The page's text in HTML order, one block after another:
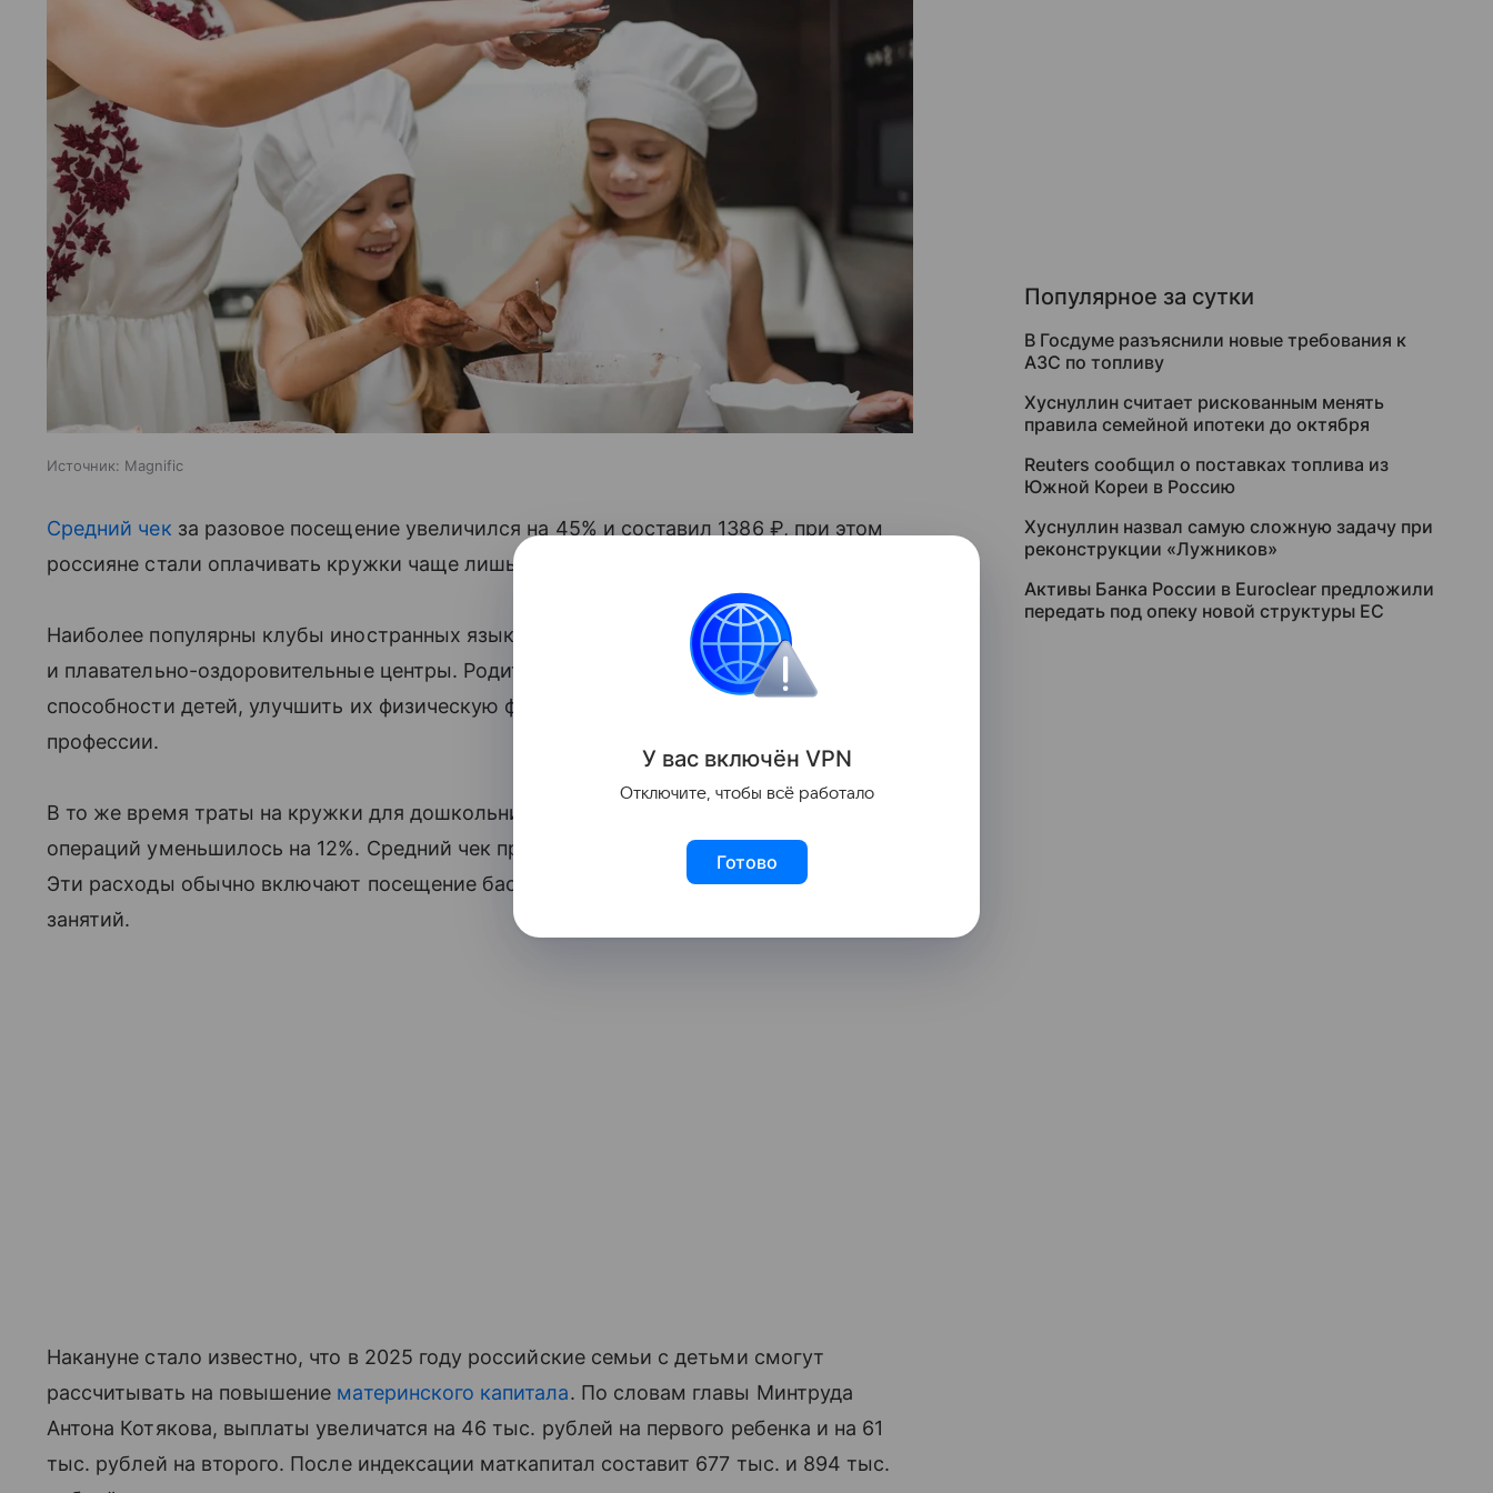
Источник: Magnific
Средний чек за разовое посещение увеличился на 45% и составил 1386 ₽, при этом
россияне стали оплачивать кружки чаще лишь на 5%.
Наиболее популярны клубы иностранных языков, танцевальные секции, ледовые
и плавательно-оздоровительные центры. Родители стремятся развить творческие
способности детей, улучшить их физическую форму и заложить основу для будущей
профессии.
В то же время траты на кружки для дошкольников сократились на 17%, а число
операций уменьшилось на 12%. Средний чек при этом вырос на 7%, достигнув 2143 ₽
Эти расходы обычно включают посещение бассейна, логопеда или развивающих
занятий.
Накануне стало известно, что в 2025 году российские семьи с детьми смогут
рассчитывать на повышение материнского капитала. По словам главы Минтруда
Антона Котякова, выплаты увеличатся на 46 тыс. рублей на первого ребенка и на 61
тыс. рублей на второго. После индексации маткапитал составит 677 тыс. и 894 тыс.
Популярное за сутки
В Госдуме разъяснили новые требования к
АЗС по топливу
Хуснуллин считает рискованным менять
правила семейной ипотеки до октября
Reuters сообщил о поставках топлива из
Южной Кореи в Россию
Хуснуллин назвал самую сложную задачу при
реконструкции «Лужников»
Активы Банка России в Euroclear предложили
передать под опеку новой структуры ЕС
У вас включён VPN
Отключите, чтобы всё работало
Готово